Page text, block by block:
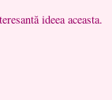
ideea aceasta.